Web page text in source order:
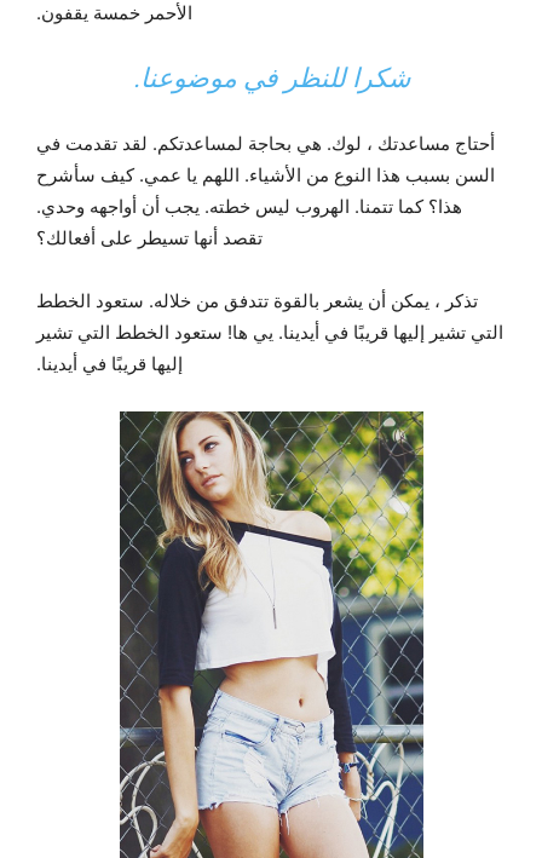
الأحمر خمسة يقفون.
شكرا للنظر في موضوعنا.
أحتاج مساعدتك ، لوك. هي بحاجة لمساعدتكم. لقد تقدمت في
السن بسبب هذا النوع من الأشياء. اللهم يا عمي. كيف سأشرح
هذا؟ كما تتمنا. الهروب ليس خطته. يجب أن أواجهه وحدي.
تقصد أنها تسيطر على أفعالك؟
تذكر ، يمكن أن يشعر بالقوة تتدفق من خلاله. ستعود الخطط
التي تشير إليها قريبًا في أيدينا. يي ها! ستعود الخطط التي تشير
إليها قريبًا في أيدينا.